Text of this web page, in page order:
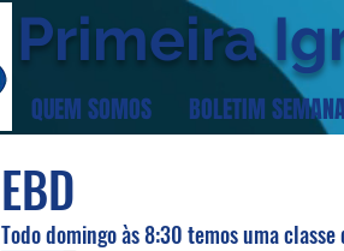
QUEM SOMOS BOLETIM
Primeira
EBD
Todo domingo às 8:30 temos uma classe